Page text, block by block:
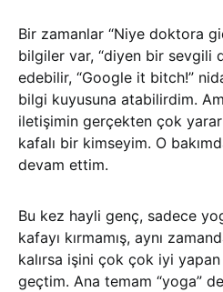
Bir zamanlar “Niye doktora
bilgiler var, “diyen bir sevgili
edebilir, “Google it bitch!”
bilgi kuyusuna atabilirdim.
iletişimin gerçekten çok
kafalı bir kimseyim. O
devam ettim.
Bu kez hayli genç, sadece
kafayı kırmamış, aynı
kalırsa işini çok çok iyi
geçtim. Ana temam “yoga”